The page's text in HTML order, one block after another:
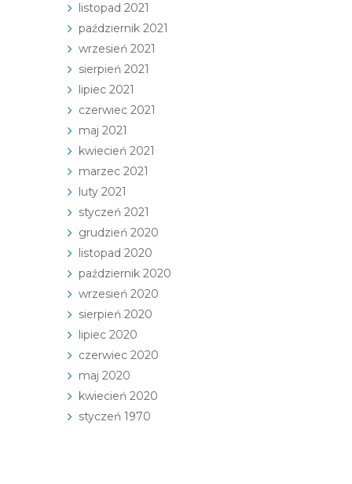
listopad 2021
październik 2021
wrzesień 2021
sierpień 2021
lipiec 2021
czerwiec 2021
maj 2021
kwiecień 2021
marzec 2021
luty 2021
styczeń 2021
grudzień 2020
listopad 2020
październik 2020
wrzesień 2020
sierpień 2020
lipiec 2020
czerwiec 2020
maj 2020
kwiecień 2020
styczeń 1970